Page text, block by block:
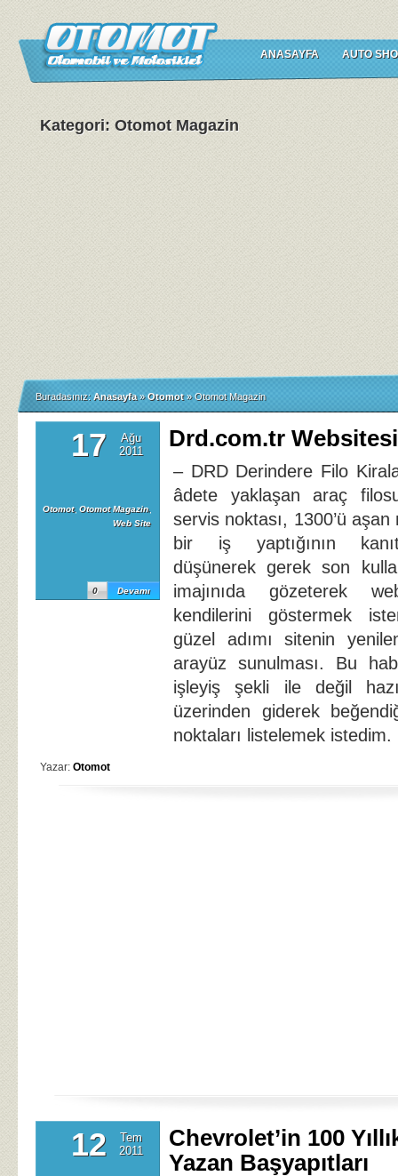
ANASAYFA AUTO
Kategori: Otomot Magazin
Buradasınız: Anasayfa » Otomot » Otomot Magazin
17
Ağu
2011
Otomot, Otomot Magazin,
Web Site
Devamı
0
Drd.com.tr
– DRD Derindere Filo
âdete yaklaşan araç
servis noktası, 1300’ü aşan
bir iş yaptığının
düşünerek gerek son
imajınıda gözeterek
kendilerini göstermek
güzel adımı sitenin
arayüz sunulması. Bu
işleyiş şekli ile değil
üzerinden giderek
noktaları listelemek
Yazar: Otomot
12
Tem
2011
Chevrolet’in 100
Yazan Başyapıtları